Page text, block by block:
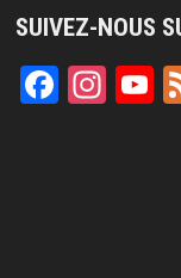
SUIVEZ-NOUS